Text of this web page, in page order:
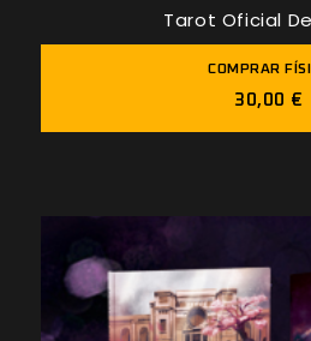
Tarot Oficial
COMPRAR
30,00 €